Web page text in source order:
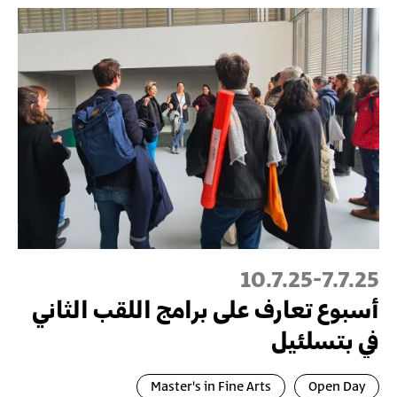
7.7.25
-
10.7.25
أسبوع تعارف على برامج اللقب الثاني
في بتسلئيل
Open Day
Master's in Fine Arts